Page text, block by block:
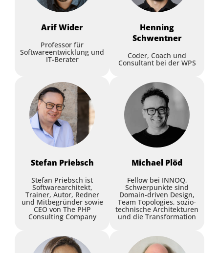
ArifWider
Professor für
Softwareentwicklung und
IT-Berater
Henning
Schwentner
Coder, Coach und
Consultant bei der WPS
Stefan Priebsch
Stefan Priebsch ist
Softwarearchitekt,
Trainer, Autor, Redner
und Mitbegründer sowie
CEO von The PHP
Consulting Company
Michael Plöd
Fellow bei INNOQ,
Schwerpunkte sind
Domain-driven Design,
Team Topologies, sozio-
technische Architekturen
und die Transformation